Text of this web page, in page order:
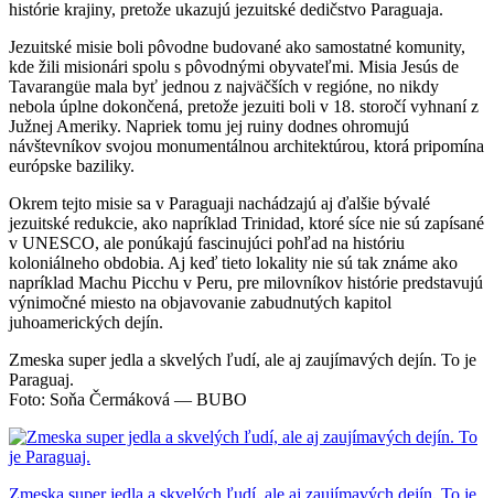
histórie krajiny, pretože ukazujú jezuitské dedičstvo Paraguaja.
Jezuitské misie boli pôvodne budované ako samostatné komunity,
kde žili misionári spolu s pôvodnými obyvateľmi. Misia Jesús de
Tavarangüe mala byť jednou z najväčších v regióne, no nikdy
nebola úplne dokončená, pretože jezuiti boli v 18. storočí vyhnaní z
Južnej Ameriky. Napriek tomu jej ruiny dodnes ohromujú
návštevníkov svojou monumentálnou architektúrou, ktorá pripomína
európske baziliky.
Okrem tejto misie sa v Paraguaji nachádzajú aj ďalšie bývalé
jezuitské redukcie, ako napríklad Trinidad, ktoré síce nie sú zapísané
v UNESCO, ale ponúkajú fascinujúci pohľad na históriu
koloniálneho obdobia. Aj keď tieto lokality nie sú tak známe ako
napríklad Machu Picchu v Peru, pre milovníkov histórie predstavujú
výnimočné miesto na objavovanie zabudnutých kapitol
juhoamerických dejín.
Zmeska super jedla a skvelých ľudí, ale aj zaujímavých dejín. To je
Paraguaj.
Foto: Soňa Čermáková — BUBO